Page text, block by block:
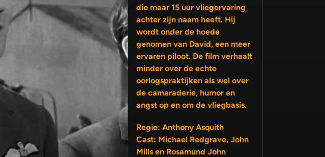
die maar 15 uur vliegervaring
achter zijn naam heeft. Hij
wordt onder de hoede
genomen van David, een meer
ervaren piloot. De film verhaalt
minder over de echte
oorlogspraktijken als wel over
de camaraderie, humor en
angst op en om de vliegbasis.
Regie: Anthony Asquith
Cast: Michael Redgrave, John
Mills en Rosamund John